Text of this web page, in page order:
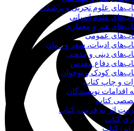
علوم تجربی و پزشکی
علوم انسانی
هنر و معماری
عمومی
ادبیات، شعر و رمان
دینی و مذهبی
دفاع مقدس
کودک و نوجوان
و چاپ کتاب
اقدامات نویسندگان
کتاب
اثر به فرمت کتاب
کتاب
کتاب